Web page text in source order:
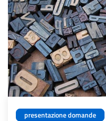
presentazione domande